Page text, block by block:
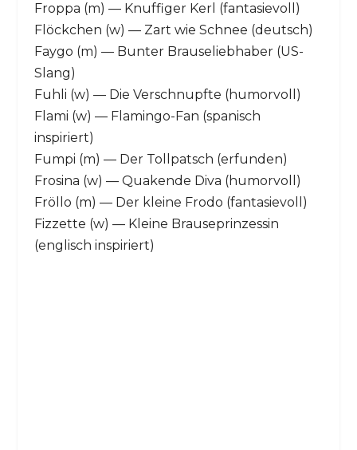
Froppa (m) — Knuffiger Kerl (fantasievoll)
Flöckchen (w) — Zart wie Schnee (deutsch)
Faygo (m) — Bunter Brauseliebhaber (US-
Slang)
Fuhli (w) — Die Verschnupfte (humorvoll)
Flami (w) — Flamingo-Fan (spanisch
inspiriert)
Fumpi (m) — Der Tollpatsch (erfunden)
Frosina (w) — Quakende Diva (humorvoll)
Fröllo (m) — Der kleine Frodo (fantasievoll)
Fizzette (w) — Kleine Brauseprinzessin
(englisch inspiriert)